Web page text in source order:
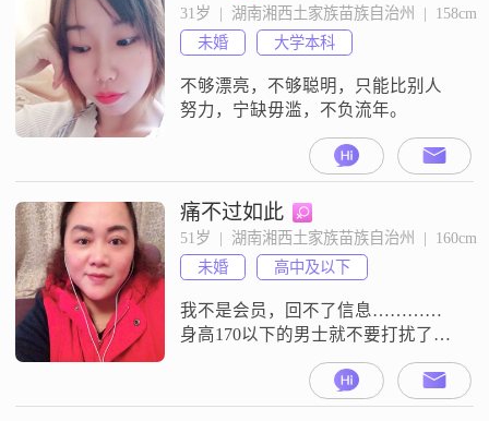
31岁  |  湖南湘西土家族苗族自治州  |  158cm
未婚
大学本科
不够漂亮，不够聪明，只能比别人
努力，宁缺毋滥，不负流年。
痛不过如此
51岁  |  湖南湘西土家族苗族自治州  |  160cm
未婚
高中及以下
我不是会员，回不了信息…………
身高170以下的男士就不要打扰了，
因为我喜欢高个子男人！